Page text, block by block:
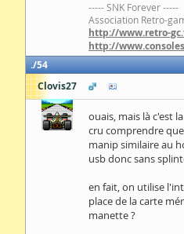
----- SNK Forever -----
Association Retro-
http://www.retro-
http://
54
Clovis27
ouais, mais là c'est
cru comprendre
manip similaire au
usb donc sans
en fait, on utilise
place de la carte
manette ?